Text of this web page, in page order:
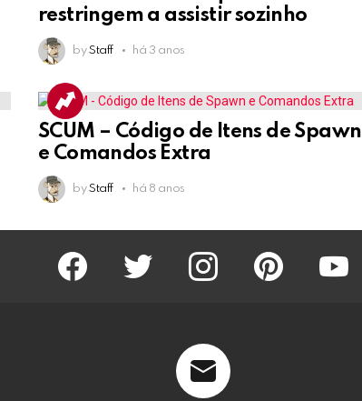
restringem a assistir sozinho
by Staff há 3 anos
SCUM – Código de Itens de Spawn
e Comandos Extra
by Staff há 8 anos
facebook twitter instagram pinterest